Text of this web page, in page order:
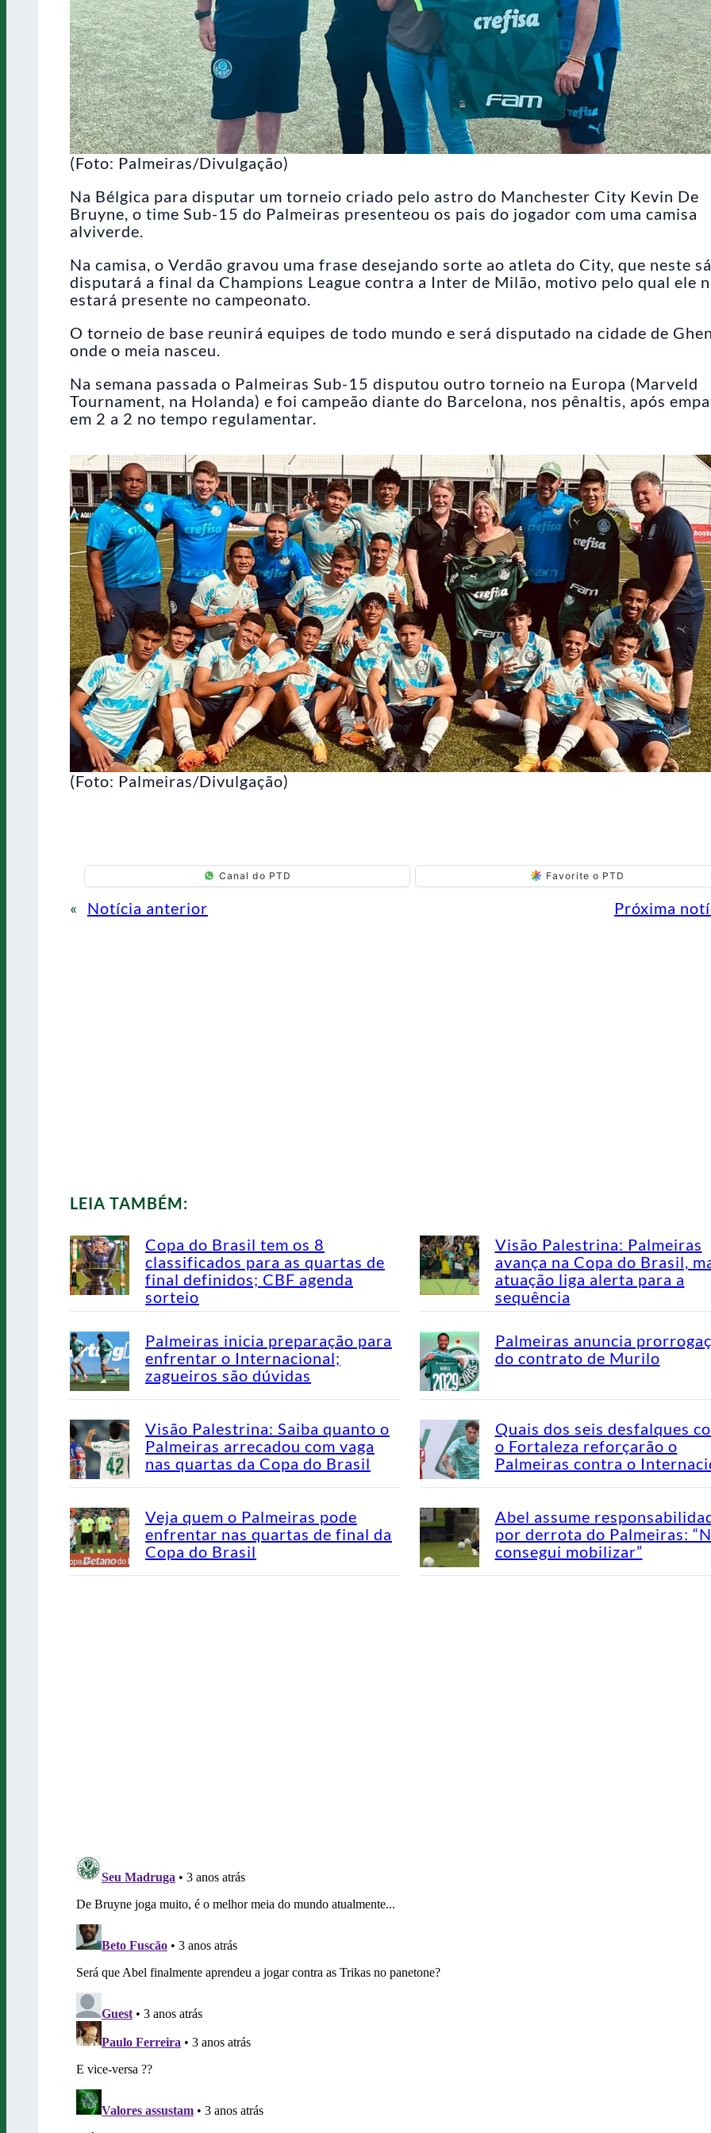
(Foto: Palmeiras/Divulgação)
Na Bélgica para disputar um torneio criado pelo astro do Manchester City Kevin De
Bruyne, o time Sub-15 do Palmeiras presenteou os pais do jogador com uma camisa
alviverde.
Na camisa, o Verdão gravou uma frase desejando sorte ao atleta do City, que neste
disputará a final da Champions League contra a Inter de Milão, motivo pelo qual ele
estará presente no campeonato.
O torneio de base reunirá equipes de todo mundo e será disputado na cidade de
onde o meia nasceu.
Na semana passada o Palmeiras Sub-15 disputou outro torneio na Europa (Marveld
Tournament, na Holanda) e foi campeão diante do Barcelona, nos pênaltis, após
em 2 a 2 no tempo regulamentar.
(Foto: Palmeiras/Divulgação)
Canal do PTD Favorite o PTD
« Notícia anterior Próxima
LEIA TAMBÉM:
Copa do Brasil tem os 8
classificados para as quartas de
final definidos; CBF agenda
sorteio
Visão Palestrina: Palmeiras
avança na Copa do Brasil,
atuação liga alerta para a
sequência
Palmeiras inicia preparação para
enfrentar o Internacional;
zagueiros são dúvidas
Palmeiras anuncia
do contrato de Murilo
Visão Palestrina: Saiba quanto o
Palmeiras arrecadou com vaga
nas quartas da Copa do Brasil
Quais dos seis desfalques
o Fortaleza reforçarão o
Palmeiras contra o
Veja quem o Palmeiras pode
enfrentar nas quartas de final da
Copa do Brasil
Abel assume
por derrota do Palmeiras:
consegui mobilizar”